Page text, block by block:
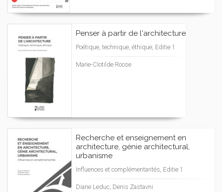
Penser à partir de l'architecture
Poétique, technique, éthique, Editie 1
Marie-Clotilde Roose
Recherche et enseignement en
architecture, génie architectural,
urbanisme
Influences et complémentarités, Editie 1
Diane Leduc, Denis Zastavni